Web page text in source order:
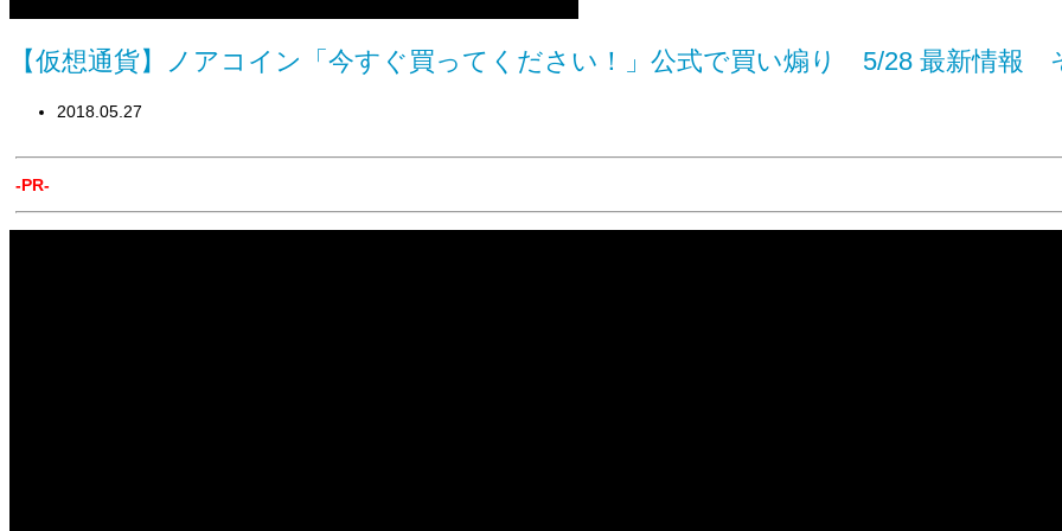
【仮想通貨】ノアコイン「今すぐ買ってください！」公式で買い煽り 5/28 最新情報
2018.05.27
-PR-